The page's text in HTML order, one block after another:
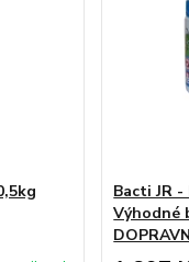
Bacti JR
Výhodné